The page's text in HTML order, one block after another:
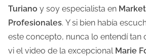
Turiano y soy especialista en
Profesionales. Y si bien había
este concepto, nunca lo entendí
vi el video de la excepcional Marie